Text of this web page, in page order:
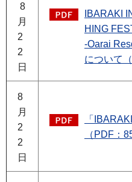
8
月
2
2
日
IBARAKI
HING
-Oarai
について
8
月
2
2
日
「
（PDF：